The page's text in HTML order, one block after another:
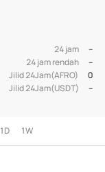
24 jam
--
24 jam rendah
--
Jilid 24Jam(AFRO)
0
Jilid 24Jam(USDT)
--
1D 1W